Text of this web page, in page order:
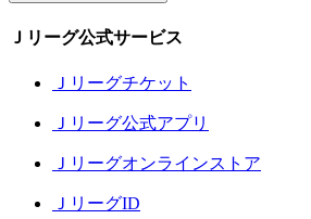
Ｊリーグ公式サービス
Ｊリーグチケット
Ｊリーグ公式アプリ
Ｊリーグオンラインストア
ＪリーグID